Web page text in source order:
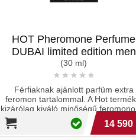
HOT Pheromone Perfume
DUBAI limited edition men
(30 ml)
Férfiaknak ajánlott parfüm extra
tartalommal. A Hot termékei
kiváló minőségű feromonokat
alkalmaz
14 590 Ft